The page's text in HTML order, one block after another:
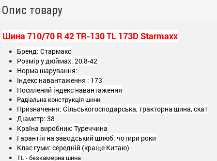
Опис товару
Шина 710/70 R 42 TR-130 TL 173D Starmaxx
Бренд: Стармакс
Розмір у дюймах: 20,8-42
Норма шарування:
Індекс навантаження : 173
Посилений індекс навантаження
Радіальна конструкція шини
Призначення: Сільськогосподарська, тракторна шина, скат
Діаметр: 38
Країна виробник: Туреччина
Гарантія на заводський шлюб: чотири роки
Клас гуми: середній (краще Китаю)
TL - безкамерна шина